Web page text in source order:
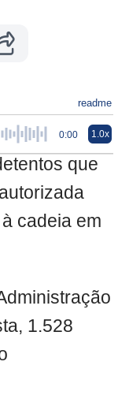
readme
0:00 1.0x
que
cadeia em
1.528